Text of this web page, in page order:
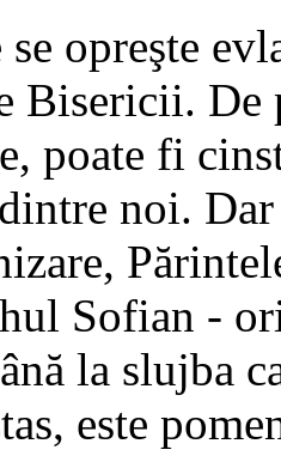
opreşte
Bisericii.
poate fi
noi.
Sofian -
la slujba
este